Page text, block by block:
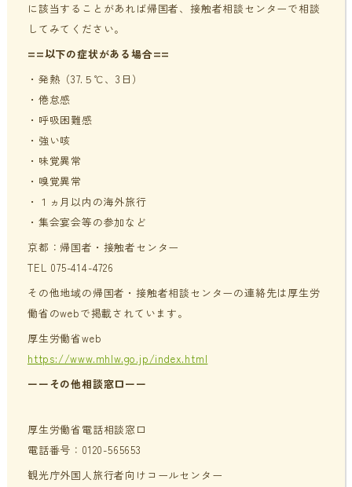
に該当することがあれば帰国者、接触者相談センターで相談
してみてください。
==以下の症状がある場合==
・発熱（37.５℃、3日）
・倦怠感
・呼吸困難感
・強い咳
・味覚異常
・嗅覚異常
・１ヵ月以内の海外旅行
・集会宴会等の参加など
京都：帰国者・接触者センター
TEL 075-414-4726
その他地域の帰国者・接触者相談センターの連絡先は厚生労
働省のwebで掲載されています。
厚生労働省web
https://www.mhlw.go.jp/index.html
ーーその他相談窓口ーー
厚生労働省電話相談窓口
電話番号：0120-565653
観光庁外国人旅行者向けコールセンター